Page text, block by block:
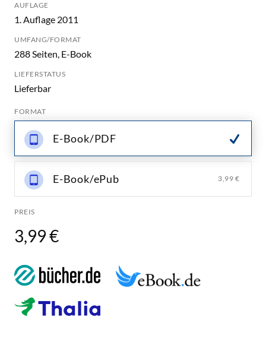
AUFLAGE
1. Auflage 2011
UMFANG/FORMAT
288 Seiten, E-Book
LIEFERSTATUS
Lieferbar
FORMAT
E-Book/PDF
E-Book/ePub 3,99 €
PREIS
3,99 €